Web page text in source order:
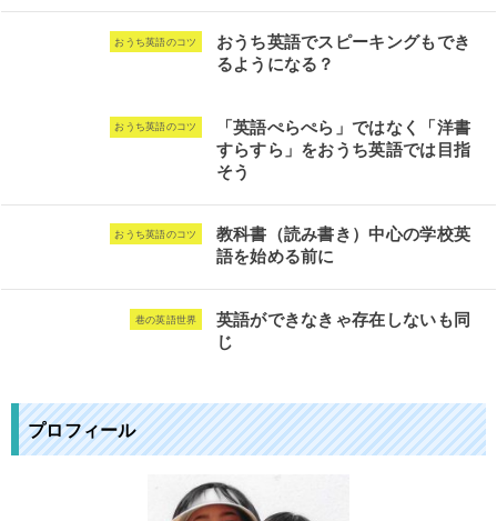
おうち英語のコツ
おうち英語でスピーキングもでき
るようになる？
おうち英語のコツ
「英語ぺらぺら」ではなく「洋書
すらすら」をおうち英語では目指
そう
おうち英語のコツ
教科書（読み書き）中心の学校英
語を始める前に
巷の英語世界
英語ができなきゃ存在しないも同
じ
プロフィール